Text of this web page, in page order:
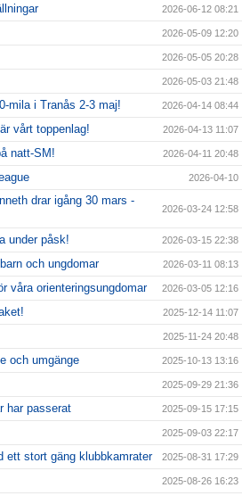
2026-06-12 08:21
2026-05-09 12:20
2026-05-05 20:28
2026-05-03 21:48
mila i Tranås 2-3 maj! 2026-04-14 08:44
vårt toppenlag! 2026-04-13 11:07
natt-SM! 2026-04-11 20:48
2026-04-10
drar igång 30 mars -
2026-03-24 12:58
under påsk! 2026-03-15 22:38
och ungdomar 2026-03-11 08:13
våra orienteringsungdomar 2026-03-05 12:16
2025-12-14 11:07
2025-11-24 20:48
och umgänge 2025-10-13 13:16
2025-09-29 21:36
har passerat 2025-09-15 17:15
2025-09-03 22:17
ett stort gäng klubbkamrater 2025-08-31 17:29
2025-08-26 16:23